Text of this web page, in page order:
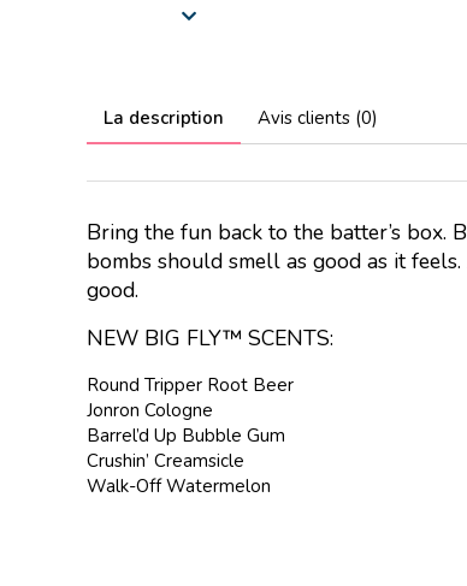
La description Avis clients (0)
Bring the fun back to the batter’s box.
bombs should smell as good as it
good.
NEW BIG FLY™ SCENTS:
Round Tripper Root Beer
Jonron Cologne
Barrel’d Up Bubble Gum
Crushin’ Creamsicle
Walk-Off Watermelon